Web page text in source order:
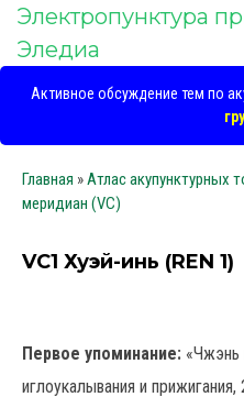
Электропунктура
Эледиа
Активное обсуждение тем по
Главная »Атлас акупунктурных
меридиан (VC)
VC1 Хуэй-инь (REN 1)
Первое упоминание: «Чжэнь
иглоукалывания и прижигания,